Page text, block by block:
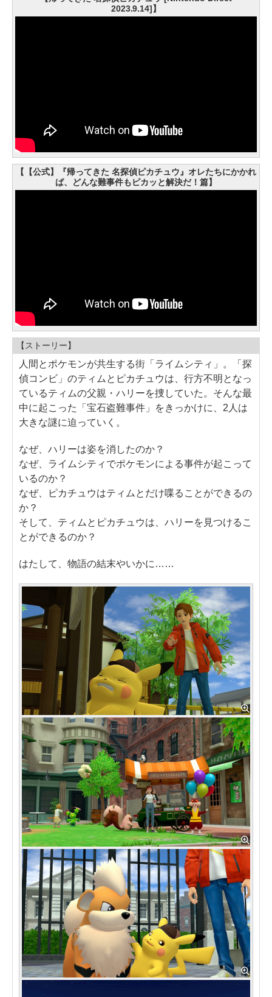
2023.9.14]】
【【公式】『帰ってきた 名探偵ピカチュウ』オレたちにかかれ
ば、どんな難事件もピカッと解決だ！篇】
【ストーリー】
人間とポケモンが共生する街「ライムシティ」。「探
偵コンビ」のティムとピカチュウは、行方不明となっ
ているティムの父親・ハリーを捜していた。そんな最
中に起こった「宝石盗難事件」をきっかけに、2人は
大きな謎に迫っていく。
なぜ、ハリーは姿を消したのか？
なぜ、ライムシティでポケモンによる事件が起こって
いるのか？
なぜ、ピカチュウはティムとだけ喋ることができるの
か？
そして、ティムとピカチュウは、ハリーを見つけるこ
とができるのか？
はたして、物語の結末やいかに……